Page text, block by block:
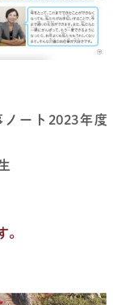
ート2023年度
生
。